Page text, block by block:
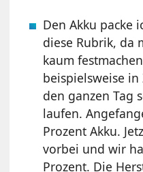
Den Akku packe
diese Rubrik, da
kaum
beispielsweise
den ganzen Tag
laufen.
Prozent Akku.
vorbei und wir
Prozent. Die